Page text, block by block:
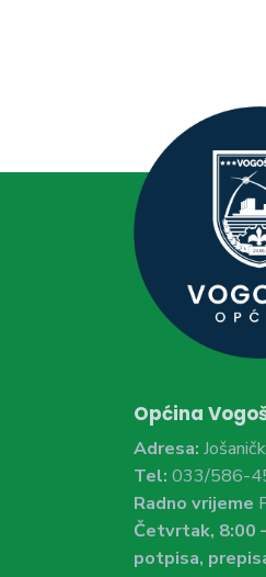
Općina
Adresa:
Tel: 033/586-
Radno vrijeme
Četvrtak, 8:00
potpisa,